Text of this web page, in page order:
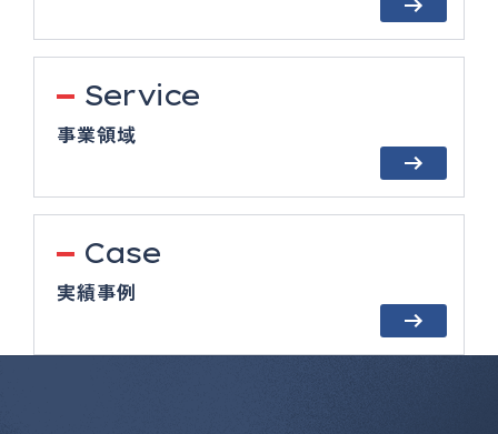
Service
事業領域
Case
実績事例